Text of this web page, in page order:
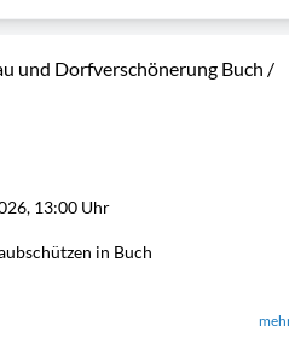
und Dorfverschönerung Buch /
13:00 Uhr
in Buch